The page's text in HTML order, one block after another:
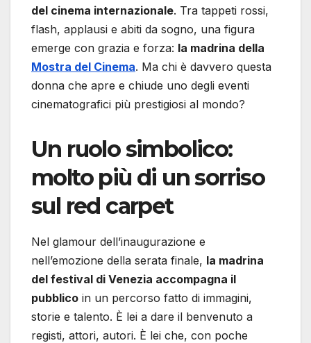
del cinema internazionale. Tra tappeti rossi,
flash, applausi e abiti da sogno, una figura
emerge con grazia e forza: la madrina della
Mostra del Cinema. Ma chi è davvero questa
donna che apre e chiude uno degli eventi
cinematografici più prestigiosi al mondo?
Un ruolo simbolico:
molto più di un sorriso
sul red carpet
Nel glamour dell’inaugurazione e
nell’emozione della serata finale, la madrina
del festival di Venezia accompagna il
pubblico in un percorso fatto di immagini,
storie e talento. È lei a dare il benvenuto a
registi, attori, autori. È lei che, con poche